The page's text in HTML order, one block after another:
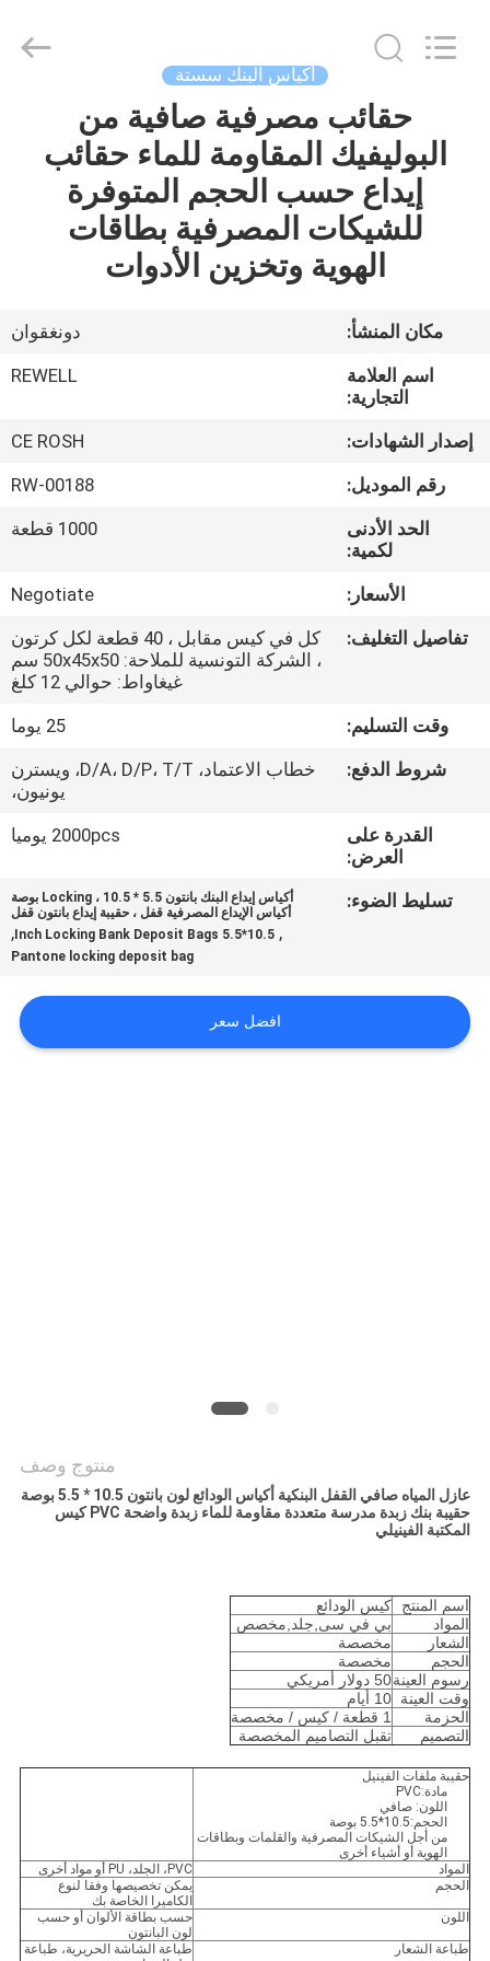
الصفحة
الرئيسية
منتجات
في
المعمل
مراقبة
الجودة
خريطة
PRIVACY
أكياس البنك سستة
حقائب مصرفية صافية من
البوليفيك المقاومة للماء حقائب
إيداع حسب الحجم المتوفرة
للشيكات المصرفية بطاقات
الهوية وتخزين الأدوات
مكان المنشأ:
دونغقوان
اسم العلامة
التجارية:
REWELL
إصدار الشهادات:
CE ROSH
رقم الموديل:
RW-00188
الحد الأدنى
لكمية:
1000 قطعة
الأسعار:
Negotiate
تفاصيل التغليف:
كل في كيس مقابل ، 40 قطعة لكل كرتون
، الشركة التونسية للملاحة: 50x45x50 سم
غيغاواط: حوالي 12 كلغ
وقت التسليم:
25 يوما
شروط الدفع:
خطاب الاعتماد، D/A، D/P، T/T، ويسترن
يونيون،
القدرة على
العرض:
2000pcs يوميا
تسليط الضوء:
أكياس إيداع البنك بانتون Locking ، 10.5 * 5.5 بوصة
أكياس الإيداع المصرفية قفل ، حقيبة إيداع بانتون قفل
,
10.5*5.5 Inch Locking Bank Deposit Bags
,
Pantone locking deposit bag
افضل سعر
منتوج وصف
عازل المياه صافي القفل البنكية أكياس الودائع لون بانتون 10.5 * 5.5 بوصة
حقيبة بنك زبدة مدرسة متعددة مقاومة للماء زبدة واضحة PVC كيس
المكتبة الفينيلي
اسم المنتج
كيس الودائع
المواد
بي في سى,جلد,مخصص
الشعار
مخصصة
الحجم
مخصصة
رسوم العينة50 دولار أمريكي
وقت العينة 10 أيام
الحزمة
1 قطعة / كيس / مخصصة
التصميم
تقبل التصاميم المخصصة
حقيبة ملفات الفينيل
مادة:PVC
اللون: صافي
الحجم:10.5*5.5 بوصة
من أجل الشيكات المصرفية والقلمات وبطاقات
الهوية أو أشياء أخرى
المواد
PVC، الجلد، PU أو مواد أخرى
الحجم
يمكن تخصيصها وفقا لنوع
الكاميرا الخاصة بك
اللون
حسب بطاقة الألوان أو حسب
لون البانتون
طباعة الشعار
طباعة الشاشة الحريرية، طباعة